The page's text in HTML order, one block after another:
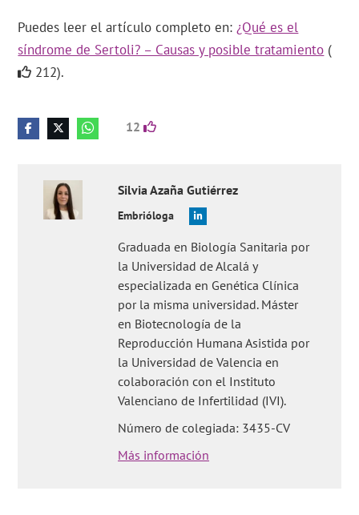
Puedes leer el artículo completo en:¿Qué es el
síndrome de Sertoli? – Causas y posible tratamiento (
212).
12
SilviaAzaña Gutiérrez
Embrióloga
Graduada en Biología Sanitaria por
la Universidad de Alcalá y
especializada en Genética Clínica
por la misma universidad. Máster
en Biotecnología de la
Reproducción Humana Asistida por
la Universidad de Valencia en
colaboración con el Instituto
Valenciano de Infertilidad (IVI).
Número de colegiada: 3435-CV
Más información